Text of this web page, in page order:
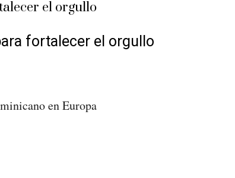
fortalecer el orgullo
en Europa